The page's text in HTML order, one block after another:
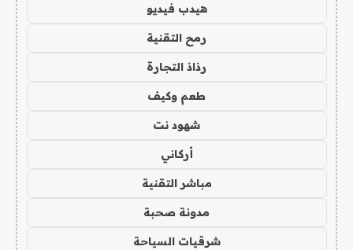
هيدب فيديو
رمح التقنية
رذاذ التجارة
طعم وكيف
شهود نت
أركاني
مباشر التقنية
مدونة صحبة
شرقيات السياحة